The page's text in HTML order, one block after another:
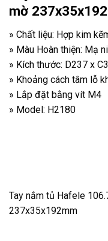
mờ
» Chất liệu: Hợp kim
» Màu Hoàn thiện: Mạ
» Kích thước: D237 x
» Khoảng cách tâm lỗ
» Lắp đặt bằng vít M4
» Model: H2180
Tay nắm tủ Hafele
237x35x192mm